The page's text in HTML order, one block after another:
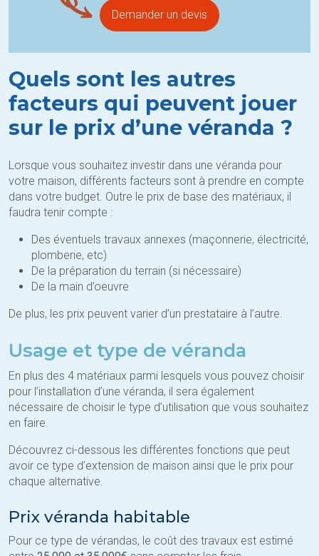
Demander un devis
Quels sont les autres
facteurs qui peuvent jouer
sur le prix d’une véranda ?
Lorsque vous souhaitez investir dans une véranda pour
votre maison, différents facteurs sont à prendre en compte
dans votre budget. Outre le prix de base des matériaux, il
faudra tenir compte :
Des éventuels travaux annexes (maçonnerie, électricité,
plomberie, etc)
De la préparation du terrain (si nécessaire)
De la main d’oeuvre
De plus, les prix peuvent varier d’un prestataire à l’autre.
Usage et type de véranda
En plus des 4 matériaux parmi lesquels vous pouvez choisir
pour l’installation d’une véranda, il sera également
nécessaire de choisir le type d’utilisation que vous souhaitez
en faire.
Découvrez ci-dessous les différentes fonctions que peut
avoir ce type d’extension de maison ainsi que le prix pour
chaque alternative.
Prix véranda habitable
Pour ce type de vérandas, le coût des travaux est estimé